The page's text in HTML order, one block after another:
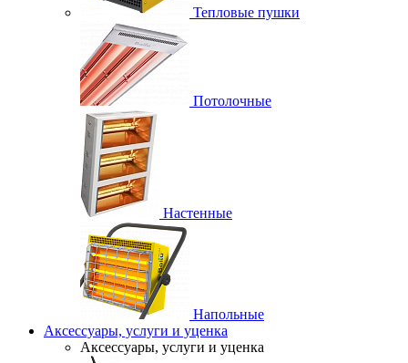
Тепловые пушки
Потолочные
Настенные
Напольные
Аксессуары, услуги и уценка
Аксессуары, услуги и уценка